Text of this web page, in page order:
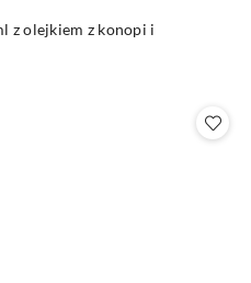
z olejkiem z konopi i